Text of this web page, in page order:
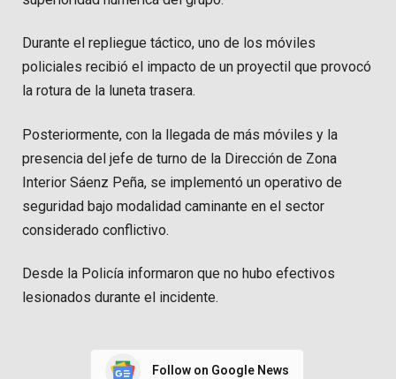
Durante el repliegue táctico, uno de los móviles
policiales recibió el impacto de un proyectil que provocó
la rotura de la luneta trasera.
Posteriormente, con la llegada de más móviles y la
presencia del jefe de turno de la Dirección de Zona
Interior Sáenz Peña, se implementó un operativo de
seguridad bajo modalidad caminante en el sector
considerado conflictivo.
Desde la Policía informaron que no hubo efectivos
lesionados durante el incidente.
Follow on Google News